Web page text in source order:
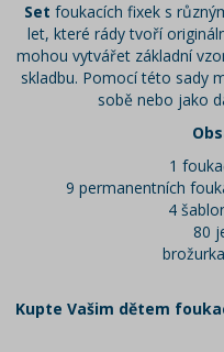
Set foukacích fixek s
let, které rády tvoří
mohou vytvářet základní
skladbu. Pomocí této sady
sobě nebo jako
1
9 permanentních
4
80
Kupte Vašim dětem